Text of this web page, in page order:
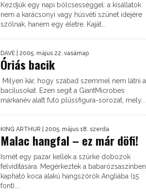
Kezdjük egy napi bölcsességgel: a kisállatok
nem a karácsonyi vagy húsvéti szünet idejére
szólnak, hanem egy életre. Kaját...
DAVE | 2005. május 22. vasárnap
Óriás bacik
Milyen kár, hogy szabad szemmel nem látni a
bacilusokat. Ezen segít a GiantMicrobes
márkanév alatt futó plüssfigura-sorozat, mely...
KING ARTHUR | 2005. május 18. szerda
Malac hangfal – ez már döfi!
Ismét egy pazar kellék a szürke dobozok
felvidítására. Megérkeztek a babarózsaszínben
kapható koca alakú hangszórók Angliába (15
font)....